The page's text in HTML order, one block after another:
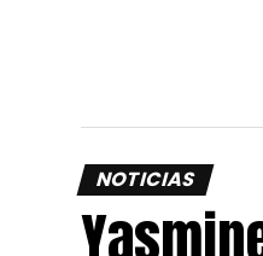
NOTICIAS